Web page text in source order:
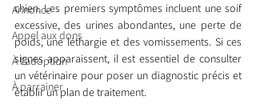
Annonce
Appel aux dons
À l'adoption
À parrainer
chien. Les premiers symptômes incluent une soif
excessive, des urines abondantes, une perte de
poids, une léthargie et des vomissements. Si ces
signes apparaissent, il est essentiel de consulter
un vétérinaire pour poser un diagnostic précis et
établir un plan de traitement.